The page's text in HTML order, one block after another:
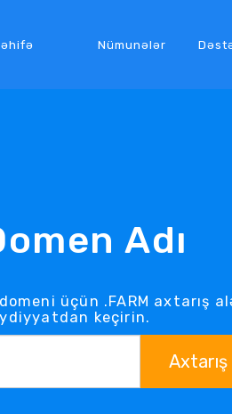
Nümunələr
Adı
üçün .FARM axtarış
keçirin.
Axtarış